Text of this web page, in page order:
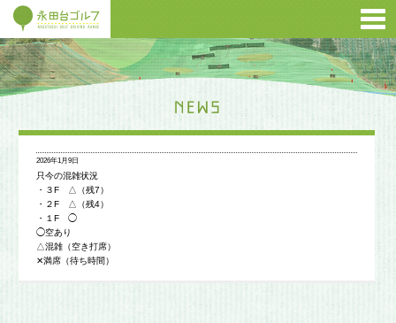
2026年1月9日
只今の混雑状況
・３F △（残7）
・２F △（残4）
・１F ◯
◯空あり
△混雑（空き打席）
✕満席（待ち時間）